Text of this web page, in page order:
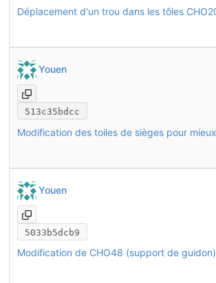
Youen
513c35bdcc
Youen
5033b5dcb9
Modification de CHO48 (support de guidon)